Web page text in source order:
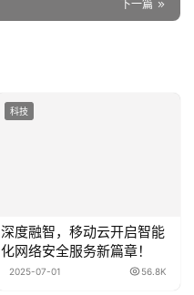
下一篇
科技
深度融智，移动云开启智能
化网络安全服务新篇章！
2025-07-01 56.8K